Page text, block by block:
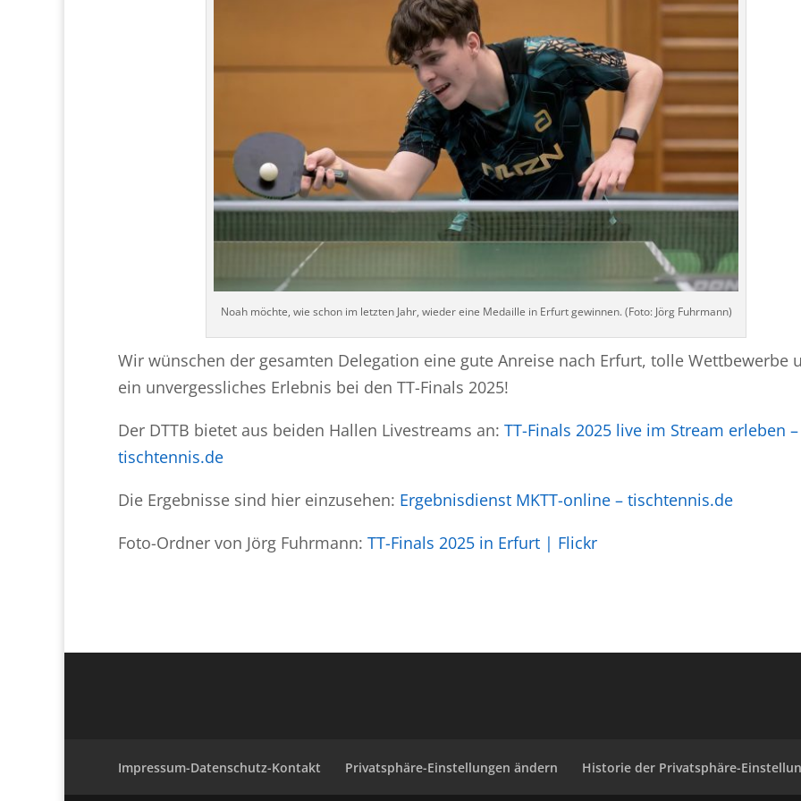
Noah möchte, wie schon im letzten Jahr, wieder eine Medaille in Erfurt gewinnen. (Foto: Jörg Fuhrmann)
Wir wünschen der gesamten Delegation eine gute Anreise nach Erfurt, tolle Wettbewerbe
ein unvergessliches Erlebnis bei den TT-Finals 2025!
Der DTTB bietet aus beiden Hallen Livestreams an: TT-Finals 2025 live im Stream erleben –
tischtennis.de
Die Ergebnisse sind hier einzusehen: Ergebnisdienst MKTT-online – tischtennis.de
Foto-Ordner von Jörg Fuhrmann: TT-Finals 2025 in Erfurt | Flickr
Impressum-Datenschutz-Kontakt Privatsphäre-Einstellungen ändern Historie der Privatsphäre-